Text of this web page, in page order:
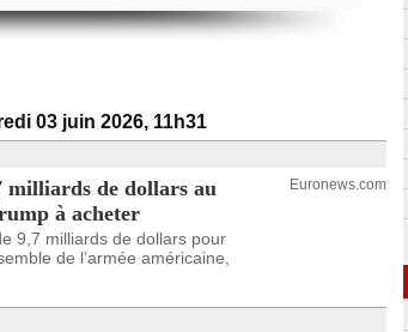
03 juin 2026, 11h31
milliards de dollars au
à acheter
9,7 milliards de dollars pour
de l’armée américaine,
Euronews.com